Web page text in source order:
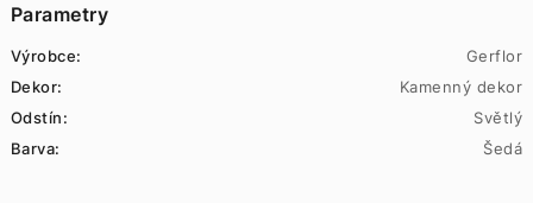
Parametry
Výrobce:
Gerflor
Dekor:
Kamenný dekor
Odstín:
Světlý
Barva:
Šedá